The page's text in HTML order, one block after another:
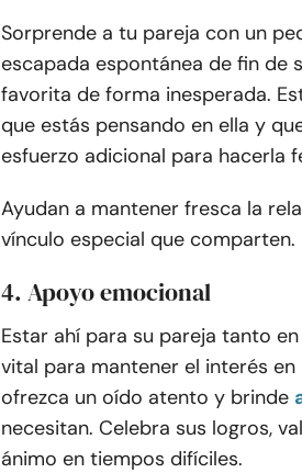
Sorprende a tu pareja con un
escapada espontánea de fin de
favorita de forma inesperada.
que estás pensando en ella y
esfuerzo adicional para hacerla
Ayudan a mantener fresca la
vínculo especial que comparten.
4. Apoyo emocional
Estar ahí para su pareja tanto
vital para mantener el interés
ofrezca un oído atento y brinde
necesitan. Celebra sus logros,
ánimo en tiempos difíciles.